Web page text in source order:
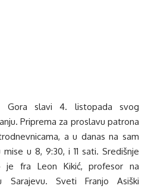
Gora slavi 4. listopada svog
Priprema za proslavu patrona
a u danas na sam
u 8, 9:30, i 11 sati. Središnje
je fra Leon Kikić, profesor na
Sarajevu. Sveti Franjo Asiški